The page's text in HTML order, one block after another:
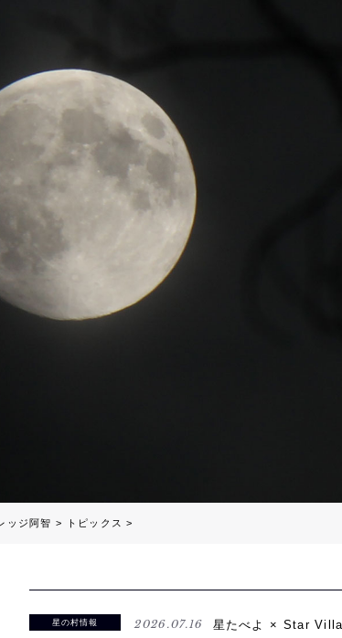
ッジ阿智 > トピックス >
星の村情報 2026.07.16 星たべよ × Star